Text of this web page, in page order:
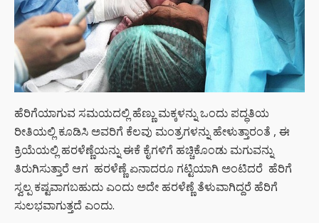
ಹೆರಿಗೆಯಾಗುವ ಸಮಯದಲ್ಲಿ ಹೆಣ್ಣು ಮಕ್ಕಳನ್ನು ಒಂದು ಪದ್ಧತಿಯ
ರೀತಿಯಲ್ಲಿ ಕೂಡಿಸಿ ಅವರಿಗೆ ಕೆಲವು ಮಂತ್ರಗಳನ್ನು ಹೇಳುತ್ತಾರಂತೆ , ಈ
ಕ್ರಿಯೆಯಲ್ಲಿ ಹರಳೆಣ್ಣೆಯನ್ನು ಈಕೆ ಕೈಗಳಿಗೆ ಹಚ್ಚಿಕೊಂಡು ಮಗುವನ್ನು
ತಿರುಗಿಸುತ್ತಾರೆ ಆಗ ಹರಳೆಣ್ಣೆ ಏನಾದರೂ ಗಟ್ಟಿಯಾಗಿ ಅಂಟಿದರೆ ಹೆರಿಗೆ
ಸ್ವಲ್ಪ ಕಷ್ಟವಾಗಬಹುದು ಎಂದು ಅದೇ ಹರಳೆಣ್ಣೆ ತೆಳುವಾಗಿದ್ದರೆ ಹೆರಿಗೆ
ಸುಲಭವಾಗುತ್ತದೆ ಎಂದು.